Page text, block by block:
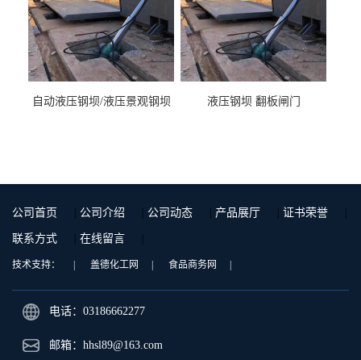
自动液压钢坝/液压景观钢坝 液压钢坝 翻板闸门
公司首页 公司介绍 公司动态 产品展厅 证书荣誉
联系方式 在线留言
技术支持： 盖德化工网 食品商务网
电话：03186662277
邮箱：hhsl89@163.com